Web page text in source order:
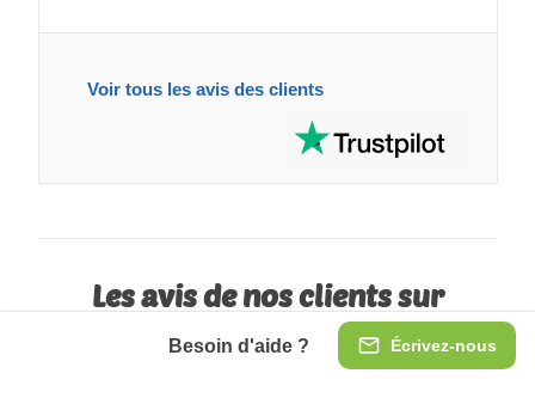
Voir tous les avis des clients
Écrivez-nous
Besoin d'aide ?
Les avis de nos clients sur
Trustpilot